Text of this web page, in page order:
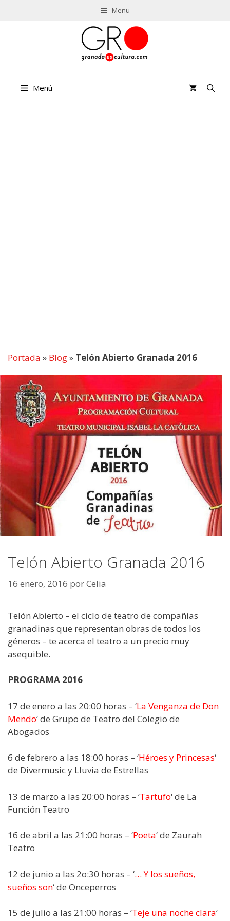
Menu
Menú
Portada » Blog» Telón Abierto Granada 2016
Telón Abierto Granada 2016
16 enero, 2016 porCelia
Telón Abierto – el ciclo de teatro de compañías
granadinas que representan obras de todos los
géneros – te acerca el teatro a un precio muy
asequible.
PROGRAMA 2016
17 de enero a las 20:00 horas – ‘La Venganza de Don
Mendo‘ de Grupo de Teatro del Colegio de
Abogados
6 de febrero a las 18:00 horas – ‘Héroes y Princesas‘
de Divermusic y Lluvia de Estrellas
13 de marzo a las 20:00 horas – ‘Tartufo‘ de La
Función Teatro
16 de abril a las 21:00 horas – ‘Poeta‘ de Zaurah
Teatro
12 de junio a las 2o:30 horas – ‘… Y los sueños,
sueños son‘ de Onceperros
15 de julio a las 21:00 horas – ‘Teje una noche clara‘